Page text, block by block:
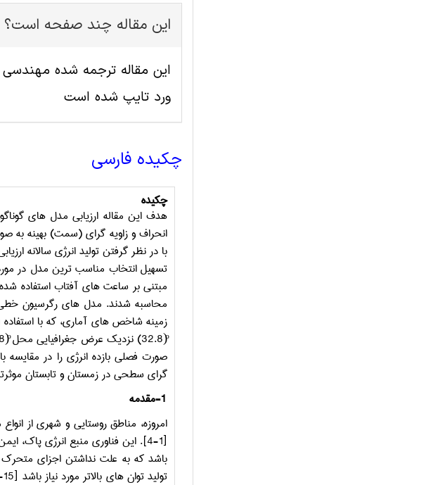
این مقاله چند صفحه است؟
ورد تایپ شده است
چکیده فارسی
چکیده
هدف این مقاله ارزیابی مدل های
انحراف و زاویه گرای (سمت) بهینه به
با در نظر گرفتن تولید انرژی سالانه
تسهیل انتخاب مناسب ترین مدل در
مبتنی بر ساعت های آفتاب استفاده شده
محاسبه شدند. مدل های رگرسیون
زمینه شاخص های آماری، که با استفاده
(ͦ32.8) نزدیک عرض جغرافیایی محل (ͦ31.8) می باشد، در حالی که زاویه گرای سطحی 16ͦ است.
گرای سطحی در زمستان و تابستان
1
-مقدمه
امروزه، مناطق روستایی و شهری از
باشد که به علت نداشتن اجزای متحرک می باشد[10-14]. با این